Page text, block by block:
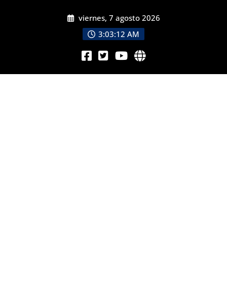
viernes, 7 agosto 2026
3:03:13 AM